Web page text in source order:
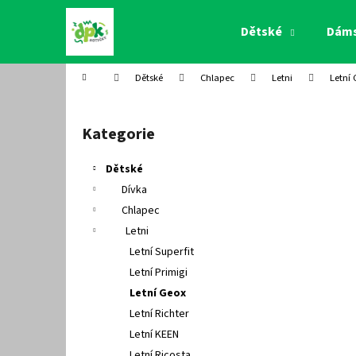
Dětské
Domů Dětské Chlapec Letni Letní
Přeskočit
kategorie
Kategorie
Dětské
Dívka
Chlapec
Letni
Letní Superfit
Letní Primigi
Letní Geox
Letní Richter
Letní KEEN
í
Zpět
do
Zpět
do